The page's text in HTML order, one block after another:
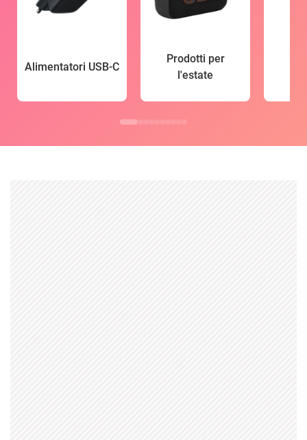
Alimentatori USB-C
Prodotti per
l'estate